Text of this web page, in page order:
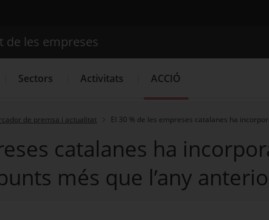
Cercador
Serveis d'innovació Convocatòries d'ajuts obertes
de les empreses
Sectors Activitats ACCIÓ
de premsa i actualitat El 30 % de les empreses catalanes ha
catalanes ha
més que l’any